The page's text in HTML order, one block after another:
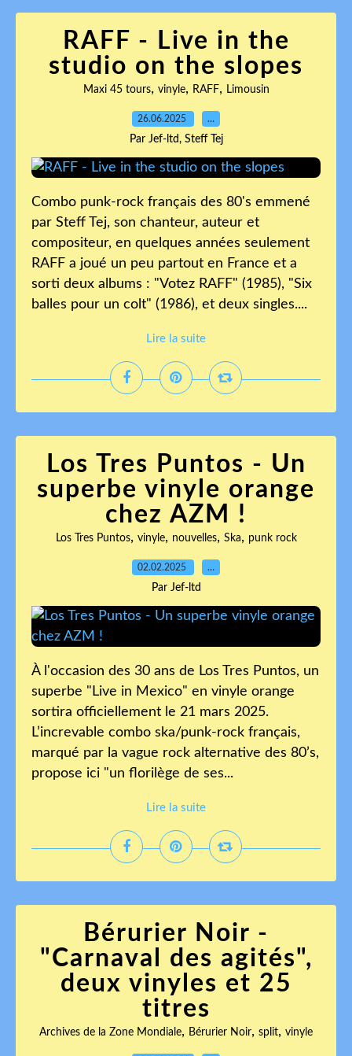
RAFF - Live in the
studio on the slopes
Maxi 45 tours, vinyle, RAFF, Limousin
26.06.2025 …
Par Jef-ltd, Steff Tej
Combo punk-rock français des 80's emmené
par Steff Tej, son chanteur, auteur et
compositeur, en quelques années seulement
RAFF a joué un peu partout en France et a
sorti deux albums : "Votez RAFF" (1985), "Six
balles pour un colt" (1986), et deux singles....
Lire la suite
Los Tres Puntos - Un
superbe vinyle orange
chez AZM !
Los Tres Puntos, vinyle, nouvelles, Ska, punk rock
02.02.2025 …
Par Jef-ltd
À l'occasion des 30 ans de Los Tres Puntos, un
superbe "Live in Mexico" en vinyle orange
sortira officiellement le 21 mars 2025.
L’increvable combo ska/punk-rock français,
marqué par la vague rock alternative des 80’s,
propose ici "un florilège de ses...
Lire la suite
Bérurier Noir -
"Carnaval des agités",
deux vinyles et 25
titres
Archives de la Zone Mondiale, Bérurier Noir, split, vinyle